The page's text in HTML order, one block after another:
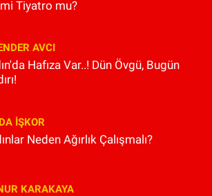
Tiyatro mu?
AVCI
Hafıza Var..! Dün Övgü, Bugün
İŞKOR
Neden Ağırlık Çalışmalı?
KARAKAYA